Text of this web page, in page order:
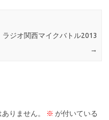
ラジオ関西マイクバトル2013
→
りません。 ※ が付いている